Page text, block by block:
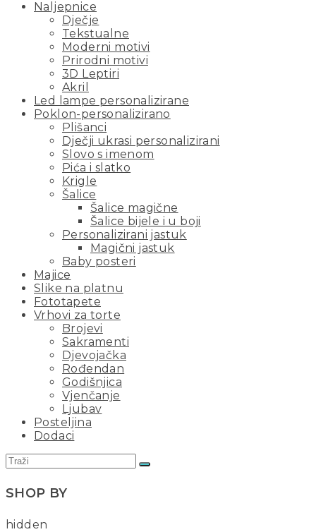
Naljepnice
Dječje
Tekstualne
Moderni motivi
Prirodni motivi
3D Leptiri
Akril
Led lampe personalizirane
Poklon-personalizirano
Plišanci
Dječji ukrasi personalizirani
Slovo s imenom
Pića i slatko
Krigle
Šalice
Šalice magične
Šalice bijele i u boji
Personalizirani jastuk
Magični jastuk
Baby posteri
Majice
Slike na platnu
Fototapete
Vrhovi za torte
Brojevi
Sakramenti
Djevojačka
Rođendan
Godišnjica
Vjenčanje
Ljubav
Posteljina
Dodaci
SHOP BY
hidden